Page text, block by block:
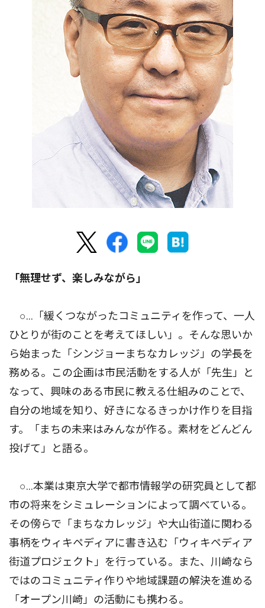
「無理せず、楽しみながら」
○…「緩くつながったコミュニティを作って、一人
ひとりが街のことを考えてほしい」。そんな思いか
ら始まった「シンジョーまちなカレッジ」の学長を
務める。この企画は市民活動をする人が「先生」と
なって、興味のある市民に教える仕組みのことで、
自分の地域を知り、好きになるきっかけ作りを目指
す。「まちの未来はみんなが作る。素材をどんどん
投げて」と語る。
○…本業は東京大学で都市情報学の研究員として都
市の将来をシミュレーションによって調べている。
その傍らで「まちなカレッジ」や大山街道に関わる
事柄をウィキペディアに書き込む「ウィキペディア
街道プロジェクト」を行っている。また、川崎なら
ではのコミュニティ作りや地域課題の解決を進める
「オープン川崎」の活動にも携わる。